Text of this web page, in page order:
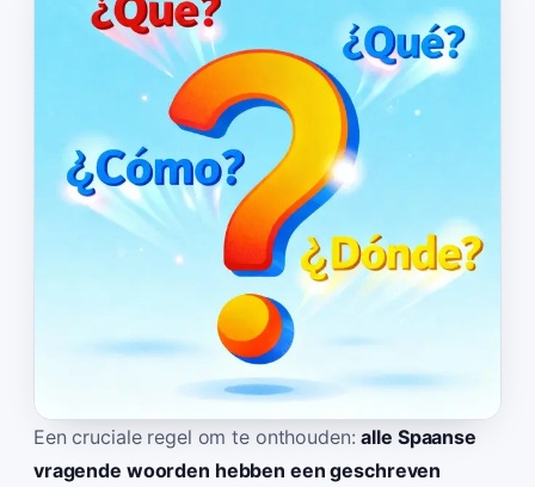
Een cruciale regel om te onthouden:alle Spaanse
vragende woorden hebben een geschreven